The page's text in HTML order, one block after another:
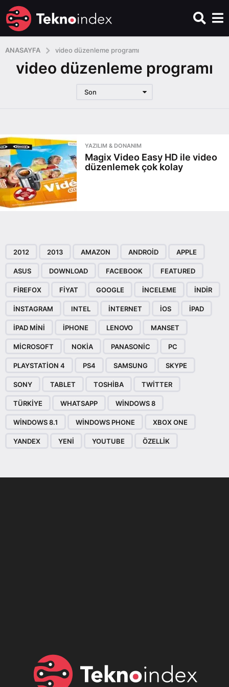
ANASAYFA video düzenleme programı
video düzenleme programı
Son
YAZILIM & DONANIM
Magix Video Easy HD ile video
düzenlemek çok kolay
2012 2013 AMAZON ANDROID APPLE
ASUS DOWNLOAD FACEBOOK FEATURED
FIREFOX FIYAT GOOGLE INCELEME INDIR
INSTAGRAM INTEL INTERNET IOS IPAD
IPAD MINI IPHONE LENOVO MANSET
MICROSOFT NOKIA PANASONIC PC
PLAYSTATION 4 PS4 SAMSUNG SKYPE
SONY TABLET TOSHIBA TWITTER
TÜRKIYE WHATSAPP WINDOWS 8
WINDOWS 8.1 WINDOWS PHONE XBOX ONE
YANDEX YENI YOUTUBE ÖZELLIK